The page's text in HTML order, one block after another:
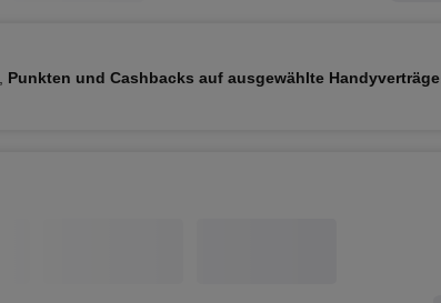
Punkten und Cashbacks auf ausgewählte Handyverträge